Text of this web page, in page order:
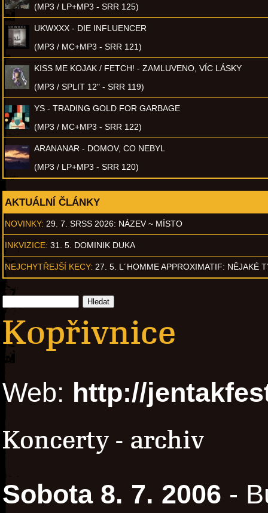
(MP3 / LP+MP3 - SRR 125)
UKWXXX - DIE INFLUENCER
(MP3 / MC+MP3 - SRR 121)
KISS ME KOJAK / FETCH! - ZAMLUVENO, VÍC LÁSKY
(MP3 / SPLIT 12" - SRR 119)
YS - TRADING GOLD FOR GARBAGE
(MP3 / MC+MP3 - SRR 122)
ARANANAR - DOMOV, CO NEBYL
(MP3 / LP+MP3 - SRR 120)
AKTUÁLNÍ ČLÁNKY
NOVINKY: 29. 7. SRSS 2026: NÁZEV ~ MÍSTO
INKVIZICE: 31. 5. DOMINIK DUKA
NEJCHYTŘEJŠÍ KECY: 27. 5. L´HOMME APPROXIMATIF: NĚJAKÉ
Kopřivnice
Web: http://
Koncerty - archiv
Sobota 8. 7. 2006 -